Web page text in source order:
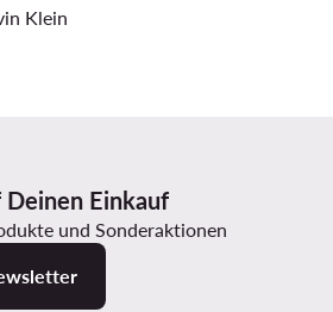
Klein
Einkauf
und Sonderaktionen